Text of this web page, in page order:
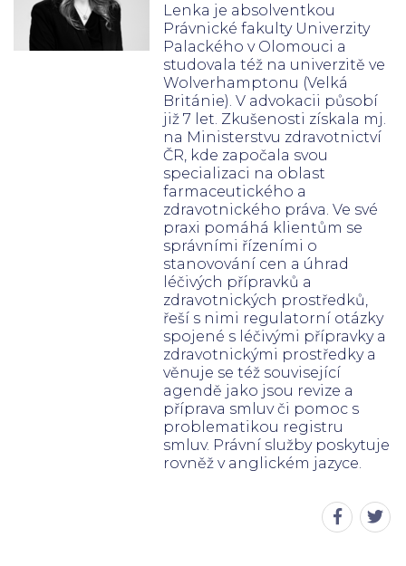
Lenka je absolventkou
Právnické fakulty Univerzity
Palackého v Olomouci a
studovala též na univerzitě ve
Wolverhamptonu (Velká
Británie). V advokacii působí
již 7 let. Zkušenosti získala mj.
na Ministerstvu zdravotnictví
ČR, kde započala svou
specializaci na oblast
farmaceutického a
zdravotnického práva. Ve své
praxi pomáhá klientům se
správními řízeními o
stanovování cen a úhrad
léčivých přípravků a
zdravotnických prostředků,
řeší s nimi regulatorní otázky
spojené s léčivými přípravky a
zdravotnickými prostředky a
věnuje se též související
agendě jako jsou revize a
příprava smluv či pomoc s
problematikou registru
smluv. Právní služby poskytuje
rovněž v anglickém jazyce.
Sdílet